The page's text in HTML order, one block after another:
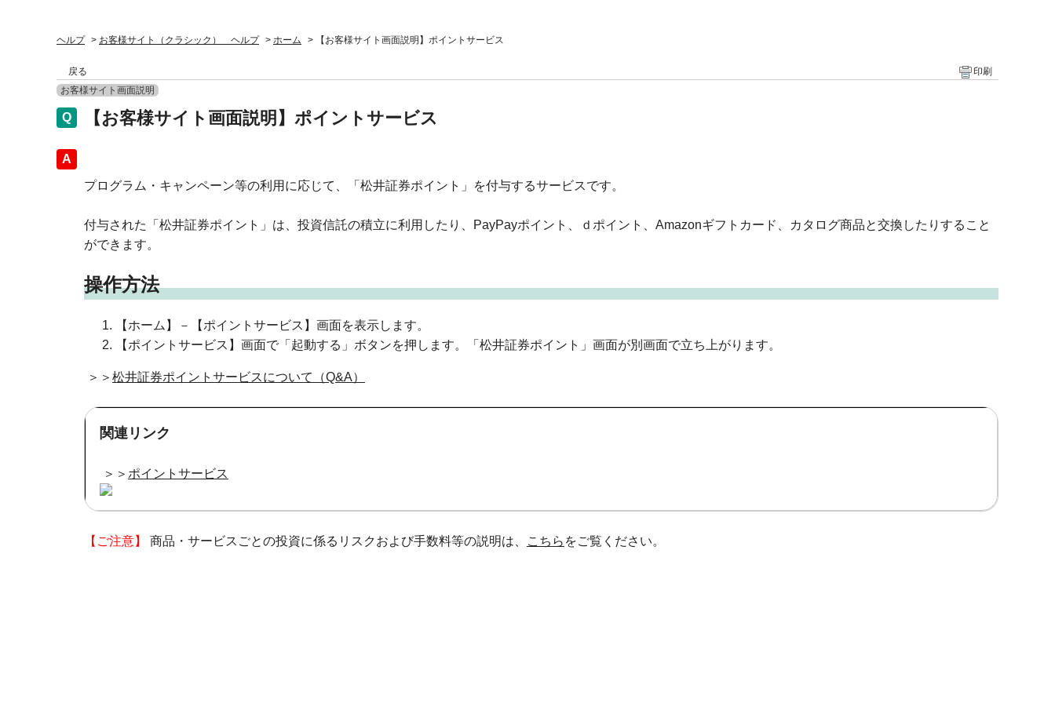
ヘルプ > お客様サイト（クラシック） ヘルプ > ホーム > 【お客様サイト画面説明】ポイントサービス
戻る
印刷
お客様サイト画面説明
【お客様サイト画面説明】ポイントサービス
回答
プログラム・キャンペーン等の利用に応じて、「松井証券ポイント」を付与するサービスです。
付与された「松井証券ポイント」は、投資信託の積立に利用したり、PayPayポイント、ｄポイント、Amazonギフトカード、カタログ商品と交換したりすること
ができます。
操作方法
【ホーム】－【ポイントサービス】画面を表示します。
【ポイントサービス】画面で「起動する」ボタンを押します。「松井証券ポイント」画面が別画面で立ち上がります。
＞＞ 松井証券ポイントサービスについて（Q&A）
関連リンク
＞＞ ポイントサービス
【ご注意】 商品・サービスごとの投資に係るリスクおよび手数料等の説明は、 こちら をご覧ください。